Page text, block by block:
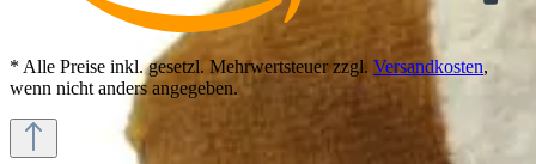
* Alle Preise inkl. gesetzl. Mehrwertsteuer zzgl. Versandkosten,
wenn nicht anders angegeben.